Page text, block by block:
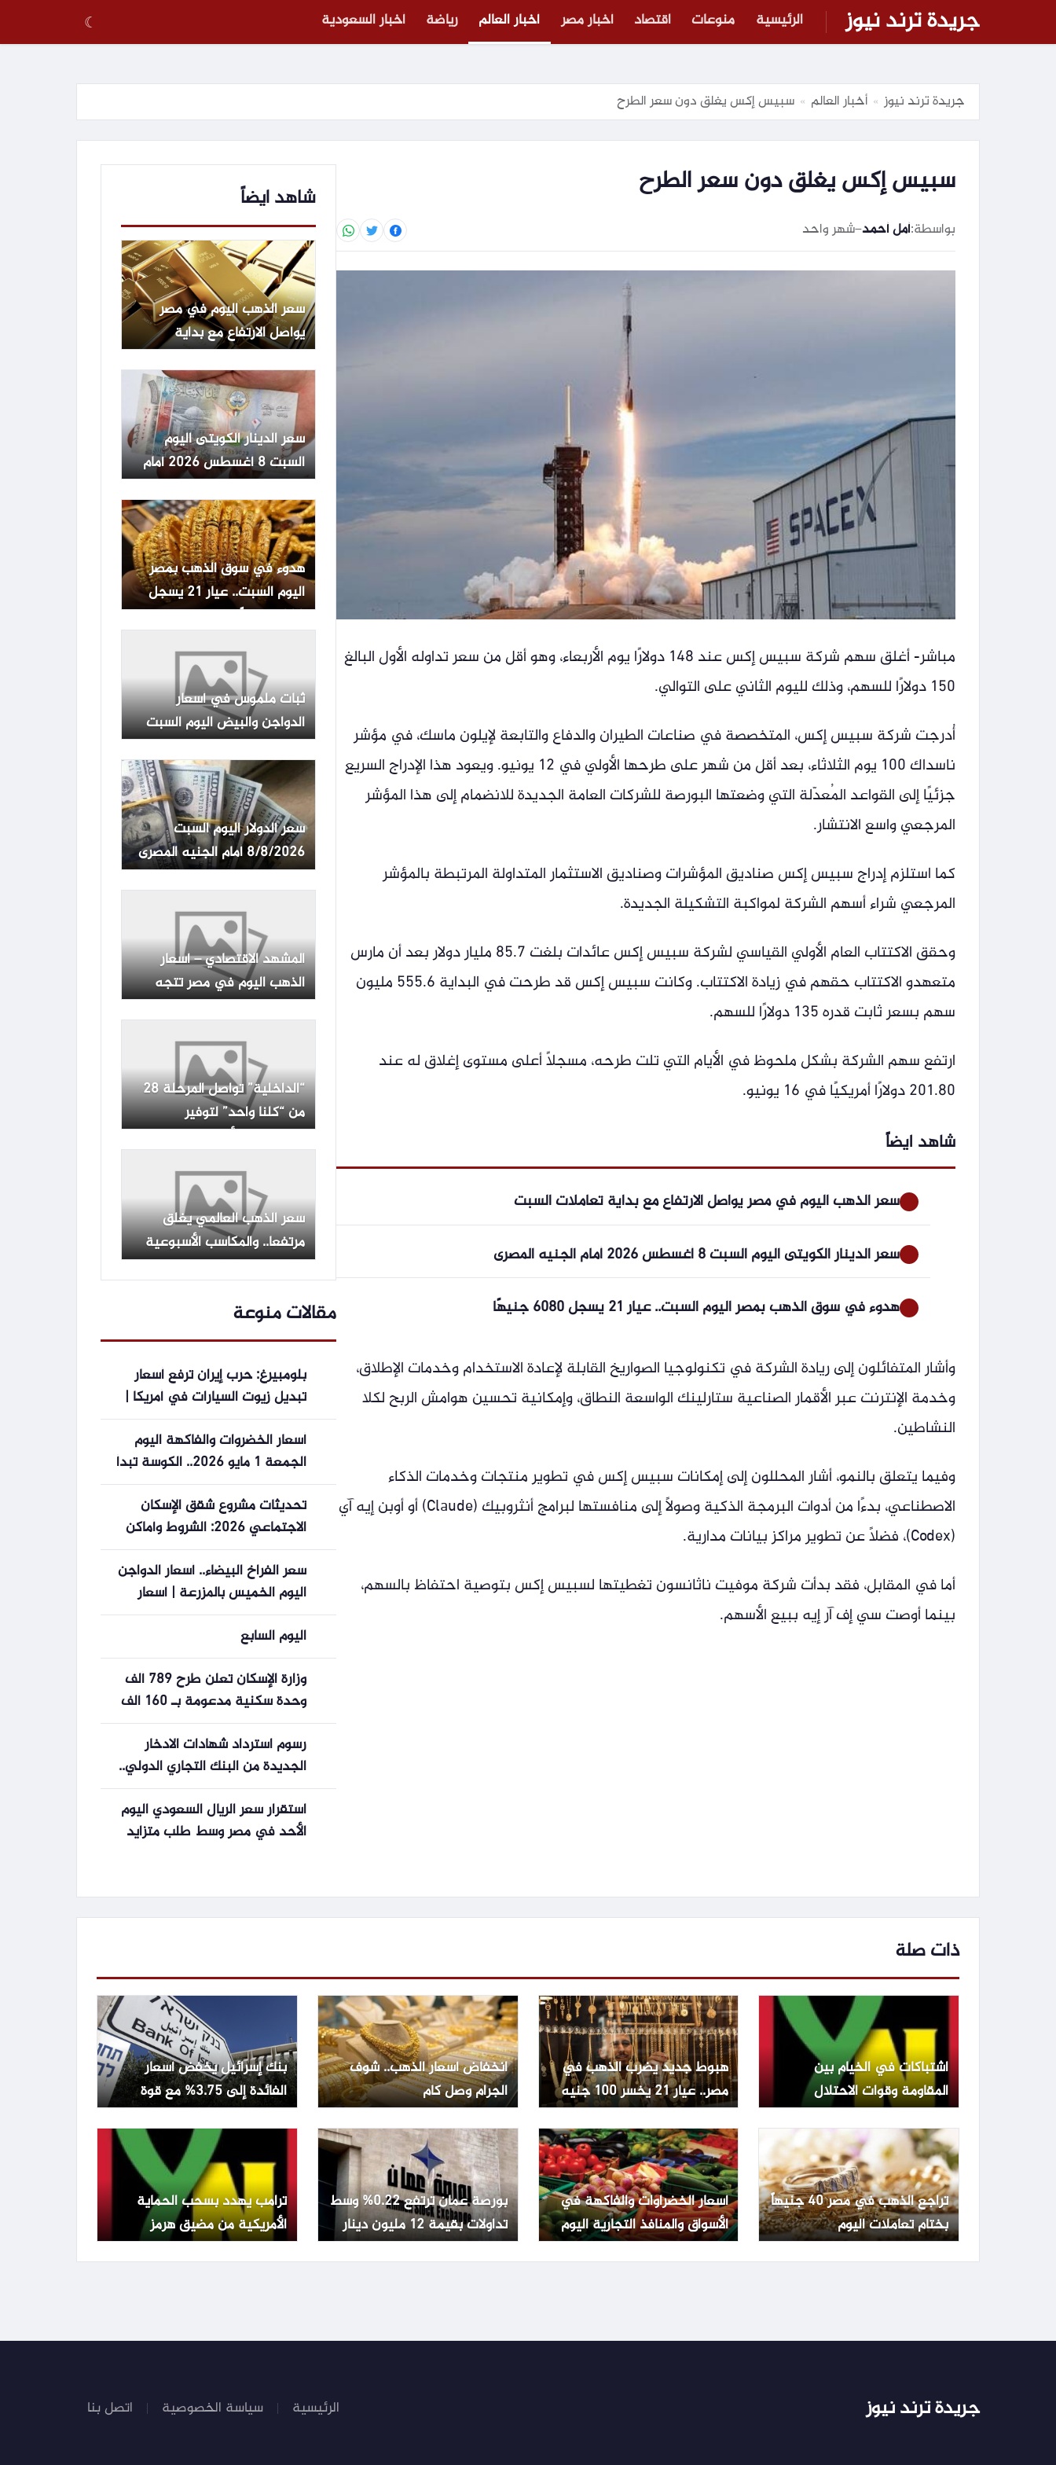
جريدة ترند نيوز الرئيسية منوعات اقتصاد أخبار مصر أخبار العالم رياضة أخبار السعودية ☾
جريدة ترند نيوز » أخبار العالم » سبيس إكس يغلق دون سعر الطرح
سبيس إكس يغلق دون سعر الطرح
بواسطة:أمل أحمد–شهر واحد
مباشر- أغلق سهم شركة سبيس إكس عند 148 دولارًا يوم الأربعاء، وهو أقل من سعر تداوله الأول البالغ
150 دولارًا للسهم، وذلك لليوم الثاني على التوالي.
أُدرجت شركة سبيس إكس، المتخصصة في صناعات الطيران والدفاع والتابعة لإيلون ماسك، في مؤشر
ناسداك 100 يوم الثلاثاء، بعد أقل من شهر على طرحها الأولي في 12 يونيو. ويعود هذا الإدراج السريع
جزئيًا إلى القواعد المُعدّلة التي وضعتها البورصة للشركات العامة الجديدة للانضمام إلى هذا المؤشر
المرجعي واسع الانتشار.
كما استلزم إدراج سبيس إكس صناديق المؤشرات وصناديق الاستثمار المتداولة المرتبطة بالمؤشر
المرجعي شراء أسهم الشركة لمواكبة التشكيلة الجديدة.
وحقق الاكتتاب العام الأولي القياسي لشركة سبيس إكس عائدات بلغت 85.7 مليار دولار بعد أن مارس
متعهدو الاكتتاب حقهم في زيادة الاكتتاب. وكانت سبيس إكس قد طرحت في البداية 555.6 مليون
سهم بسعر ثابت قدره 135 دولارًا للسهم.
ارتفع سهم الشركة بشكل ملحوظ في الأيام التي تلت طرحه، مسجلاً أعلى مستوى إغلاق له عند
201.80 دولارًا أمريكيًا في 16 يونيو.
شاهد ايضاً
سعر الذهب اليوم في مصر يواصل الارتفاع مع بداية تعاملات السبت
سعر الدينار الكويتى اليوم السبت 8 أغسطس 2026 أمام الجنيه المصرى
هدوء في سوق الذهب بمصر اليوم السبت.. عيار 21 يسجل 6080 جنيهًا
وأشار المتفائلون إلى ريادة الشركة في تكنولوجيا الصواريخ القابلة لإعادة الاستخدام وخدمات الإطلاق،
وخدمة الإنترنت عبر الأقمار الصناعية ستارلينك الواسعة النطاق، وإمكانية تحسين هوامش الربح لكلا
النشاطين.
وفيما يتعلق بالنمو، أشار المحللون إلى إمكانات سبيس إكس في تطوير منتجات وخدمات الذكاء
الاصطناعي، بدءًا من أدوات البرمجة الذكية وصولًا إلى منافستها لبرامج أنثروبيك (Claude) أو أوبن إيه آي
(Codex)، فضلًا عن تطوير مراكز بيانات مدارية.
أما في المقابل، فقد بدأت شركة موفيت ناثانسون تغطيتها لسبيس إكس بتوصية احتفاظ بالسهم،
بينما أوصت سي إف آر إيه ببيع الأسهم.
شاهد ايضاً
سعر الذهب اليوم في مصر
يواصل الارتفاع مع بداية
تعاملات السبت
سعر الدينار الكويتى اليوم
السبت 8 أغسطس 2026 أمام
الجنيه المصرى
هدوء في سوق الذهب بمصر
اليوم السبت.. عيار 21 يسجل
6080 جنيهًا
ثبات ملموس في أسعار
الدواجن والبيض اليوم السبت
بالتزامن مع وفرة المعروض
سعر الدولار اليوم السبت
8/8/2026 أمام الجنيه المصرى
فى مستهل التعاملات
المشهد الاقتصادي – أسعار
الذهب اليوم في مصر تتجه
نحو الارتفاع: قفزة كبيرة في
“الداخلية” تواصل المرحلة 28
من “كلنا واحد” لتوفير
المستلزمات بأسعار مخفضة
سعر الذهب العالمي يغلق
مرتفعا.. والمكاسب الأسبوعية
7% -جريدة المال
مقالات منوعة
بلومبيرغ: حرب إيران ترفع أسعار
تبديل زيوت السيارات في أمريكا |
اقتصاد
أسعار الخضروات والفاكهة اليوم
الجمعة 1 مايو 2026.. الكوسة تبدأ
بـ 10 جنبهات
تحديثات مشروع شقق الإسكان
الاجتماعي 2026: الشروط وأماكن
الوحدات الجديدة
سعر الفراخ البيضاء.. أسعار الدواجن
اليوم الخميس بالمزرعة | أسعار
السلع
اليوم السابع
وزارة الإسكان تعلن طرح 789 ألف
وحدة سكنية مدعومة بـ 160 ألف
جنيه مع بدء الحجز بـ 25 ألف
رسوم استرداد شهادات الادخار
الجديدة من البنك التجاري الدولي..
اعرف الشروط
استقرار سعر الريال السعودي اليوم
الأحد في مصر وسط طلب متزايد
ذات صلة
اشتباكات في الخيام بين
المقاومة وقوات الاحتلال
هبوط جديد يضرب الذهب في
مصر.. عيار 21 يخسر 100 جنيه
انخفاض أسعار الذهب.. شوف
الجرام وصل كام
بنك إسرائيل يخفض أسعار
الفائدة إلى 3.75% مع قوة
الشيكل وتراجع التضخم
تراجع الذهب في مصر 40 جنيهاً
بختام تعاملات اليوم
أسعار الخضراوات والفاكهة في
الأسواق والمنافذ التجارية اليوم
الجمعة 3 يوليو 2026
بورصة عمان ترتفع 0.22% وسط
تداولات بقيمة 12 مليون دينار
ترامب يهدد بسحب الحماية
الأمريكية من مضيق هرمز
ويطالب الدول المعنية بالدفاع
جريدة ترند نيوز الرئيسية سياسة الخصوصية اتصل بنا